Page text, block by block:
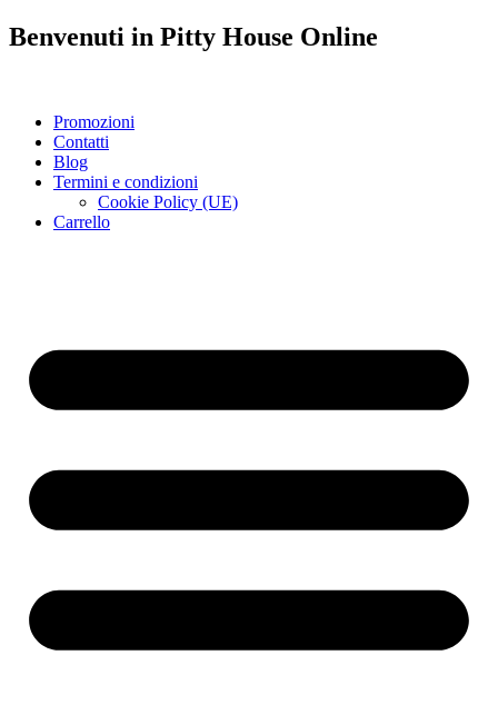
Benvenuti in Pitty House Online
Promozioni
Contatti
Blog
Termini e condizioni
Cookie Policy (UE)
Carrello